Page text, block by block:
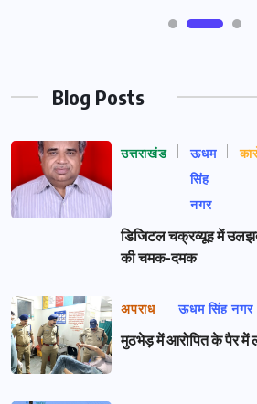
Blog Posts
उत्तराखंड
ऊधम
सिंह
नगर
डिजिटल चक्रव्यूह में
की चमक-दमक
अपराध ऊधम सिंह नगर
मुठभेड़ में आरोपित के पैर में